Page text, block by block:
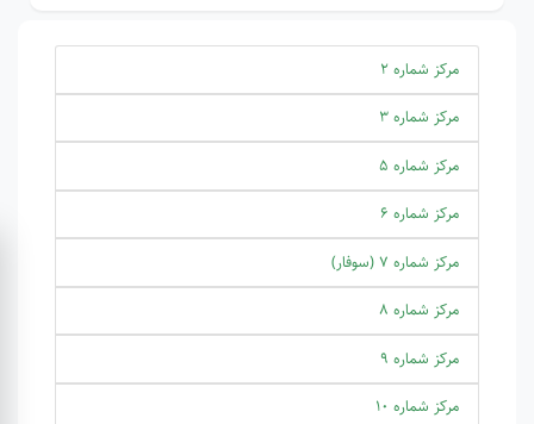
مرکز شماره 2
مرکز شماره 3
مرکز شماره 5
مرکز شماره 6
مرکز شماره 7 (سوفار)
مرکز شماره 8
مرکز شماره 9
مرکز شماره 10